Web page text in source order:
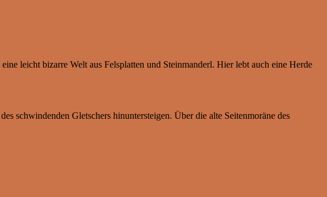
leicht bizarre Welt aus Felsplatten und Steinmanderl. Hier lebt auch eine Herde
schwindenden Gletschers hinuntersteigen. Über die alte Seitenmoräne des